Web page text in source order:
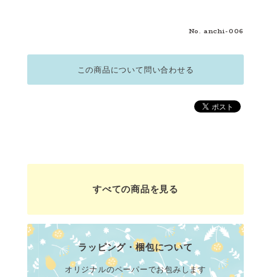
No. anchi-006
この商品について問い合わせる
すべての商品を見る
ラッピング・梱包について
オリジナルのペーパーでお包みします